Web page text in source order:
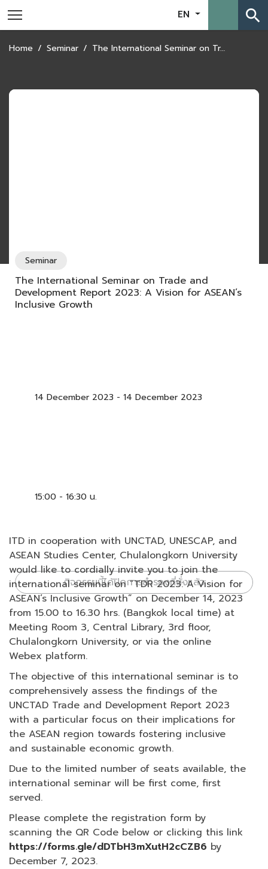
EN search
Home Seminar The International Seminar on Trade and Development Report 2023: A Vision for ASEAN’s Inclusive Growth
Seminar
The International Seminar on Trade and
Development Report 2023: A Vision for ASEAN’s
Inclusive Growth
14 December 2023 - 14 December 2023
15:00 - 16:30 น.
กิจกรรมนี้ได้ปิดการสำรองที่นั่งแล้ว
ITD in cooperation with UNCTAD, UNESCAP, and
ASEAN Studies Center, Chulalongkorn University
would like to cordially invite you to join the
international seminar on “TDR 2023: A Vision for
ASEAN’s Inclusive Growth” on December 14, 2023
from 15.00 to 16.30 hrs. (Bangkok local time) at
Meeting Room 3, Central Library, 3rd floor,
Chulalongkorn University, or via the online
Webex platform.
The objective of this international seminar is to
comprehensively assess the findings of the
UNCTAD Trade and Development Report 2023
with a particular focus on their implications for
the ASEAN region towards fostering inclusive
and sustainable economic growth.
Due to the limited number of seats available, the
international seminar will be first come, first
served.
Please complete the registration form by
scanning the QR Code below or clicking this link
https://forms.gle/dDTbH3mXutH2cCZB6 by
December 7, 2023.